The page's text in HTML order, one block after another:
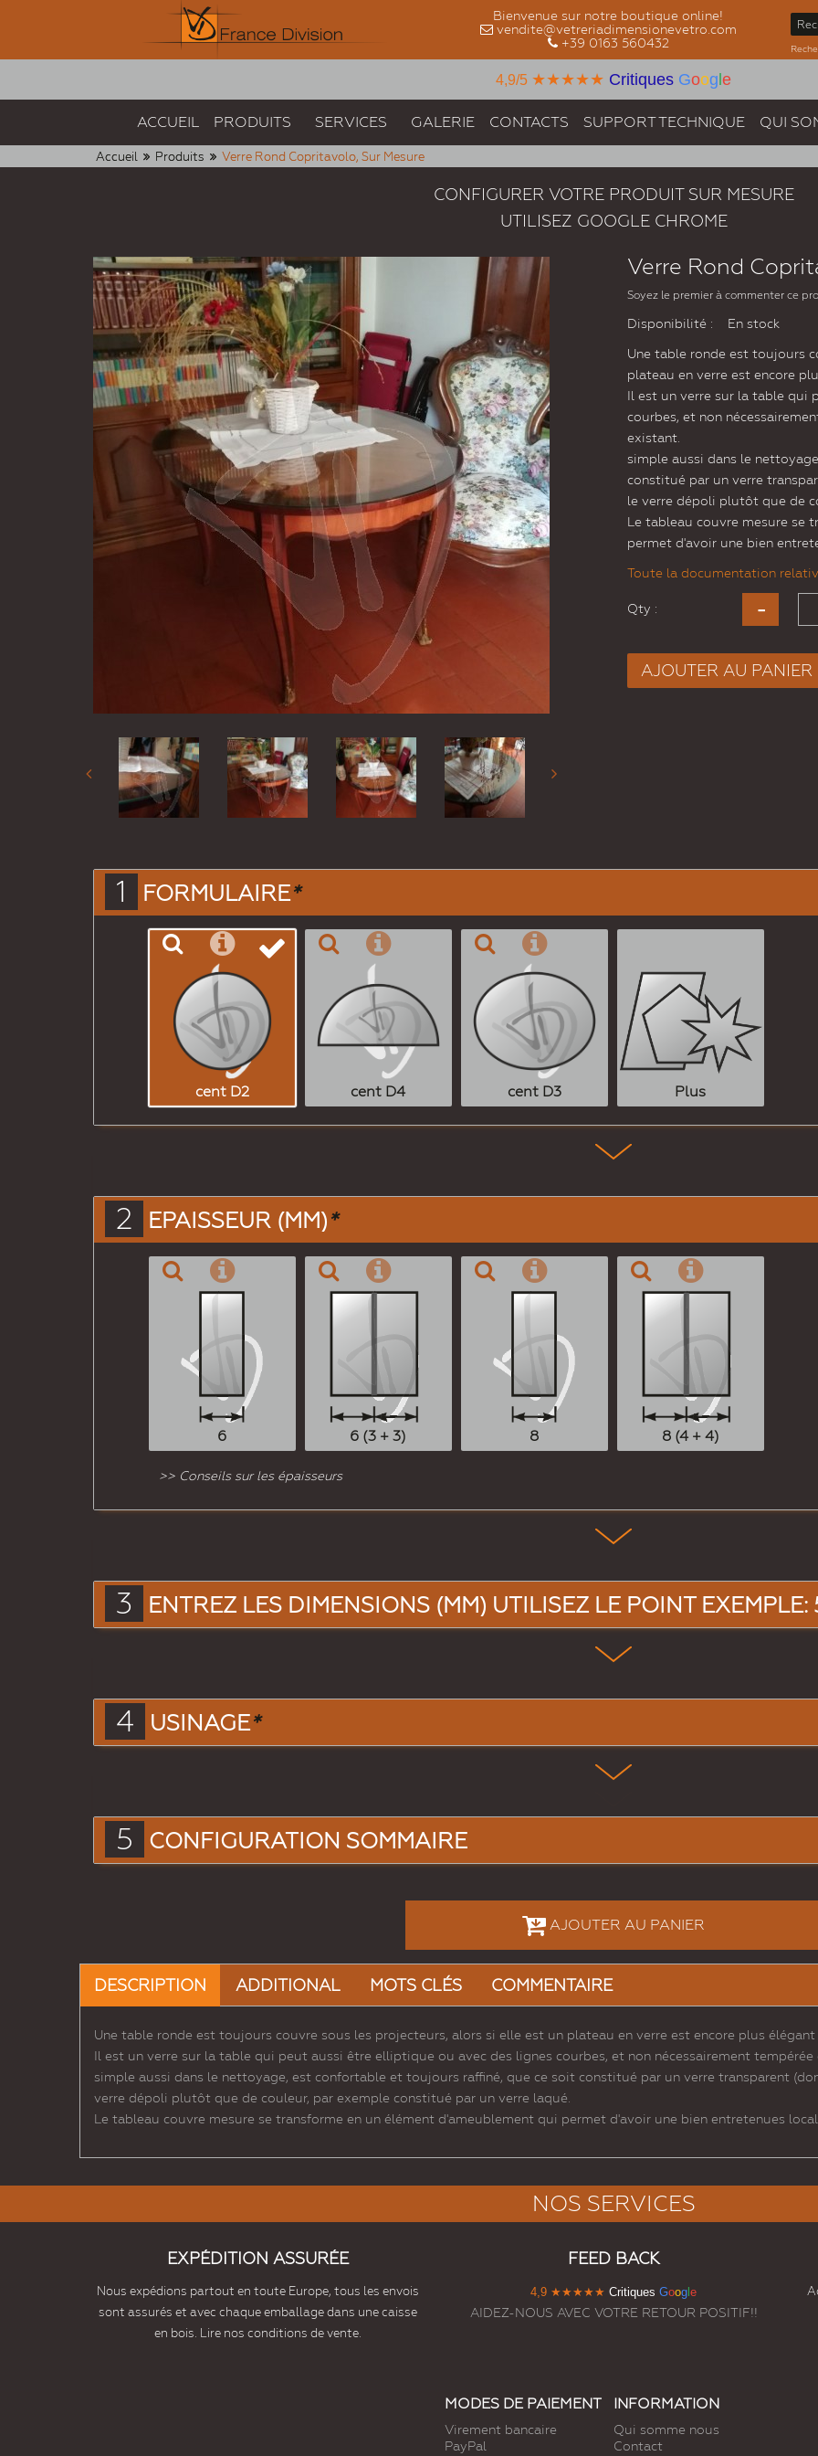
Bienvenue sur notre boutique online!
vendite@vetreriadimensionevetro.com
+39 0163 560432
4,9/5 ★★★★★ Critiques Goog e
ACCUEIL PRODUITS SERVICES GALERIE CONTACTS SUPPORT TECHNIQUE QUI
Accueil Produits Verre Rond Copritavolo, Sur Mesure
CONFIGURER VOTRE PRODUIT SUR MESURE
UTILISEZ GOOGLE CHROME
Verre Rond
Soyez le premier à commenter ce
Disponibilité : En stock
Une table ronde est toujours
plateau en verre est encore
Il est un verre sur la table qui
courbes, et non
existant.
simple aussi dans le
constitué par un verre
le verre dépoli plutôt que de
Le tableau couvre mesure se
permet d'avoir une bien
Toute la documentation
Qty :
AJOUTER AU PANIER
1 FORMULAIRE*
cent D2 cent D4 cent D3 Plus
2 EPAISSEUR (MM)*
6 6 (3 + 3) 8 8 (4 + 4)
>> Conseils sur les épaisseurs
3 ENTREZ LES DIMENSIONS (MM) UTILISEZ LE POINT EXEMPLE:
4 USINAGE*
5 CONFIGURATION SOMMAIRE
AJOUTER AU PANIER
DESCRIPTION ADDITIONAL MOTS CLÉS COMMENTAIRE
Une table ronde est toujours couvre sous les projecteurs, alors si elle est un plateau en verre est encore plus élégant
Il est un verre sur la table qui peut aussi être elliptique ou avec des lignes courbes, et non nécessairement
simple aussi dans le nettoyage, est confortable et toujours raffiné, que ce soit constitué par un verre transparent
verre dépoli plutôt que de couleur, par exemple constitué par un verre laqué.
Le tableau couvre mesure se transforme en un élément d'ameublement qui permet d'avoir une bien entretenues
NOS SERVICES
EXPÉDITION ASSURÉE
Nous expédions partout en toute Europe, tous les envois
sont assurés et avec chaque emballage dans une caisse
en bois. Lire nos conditions de vente.
FEED BACK
4,9 ★★★★★ Critiques Goog e
AIDEZ-NOUS AVEC VOTRE RETOUR POSITIF!!
MODES DE PAIEMENT
Virement bancaire
PayPal
INFORMATION
Qui somme nous
Contact